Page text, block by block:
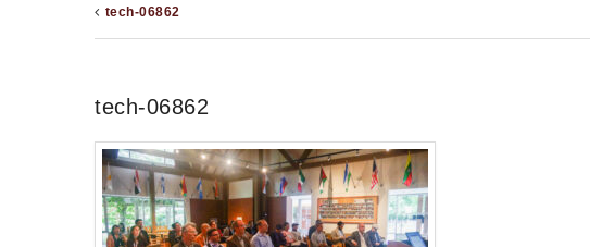
tech-06862
tech-06862